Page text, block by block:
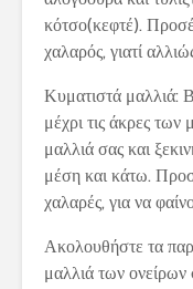
κότσο(κεφτέ).
χαλαρός, γιατί
Κυματιστά μαλλιά:
μέχρι τις άκρες των
μαλλιά σας και
μέση και κάτω.
χαλαρές, για να
Ακολουθήστε τα
μαλλιά των ονείρων